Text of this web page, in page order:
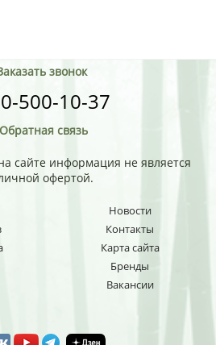
звонок
500-10-37
Обратная связь
сайте информация не является
офертой.
Новости
Контакты
Карта сайта
Бренды
Вакансии